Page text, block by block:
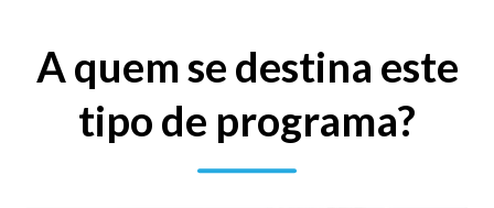
A quem se destina este
tipo de programa?